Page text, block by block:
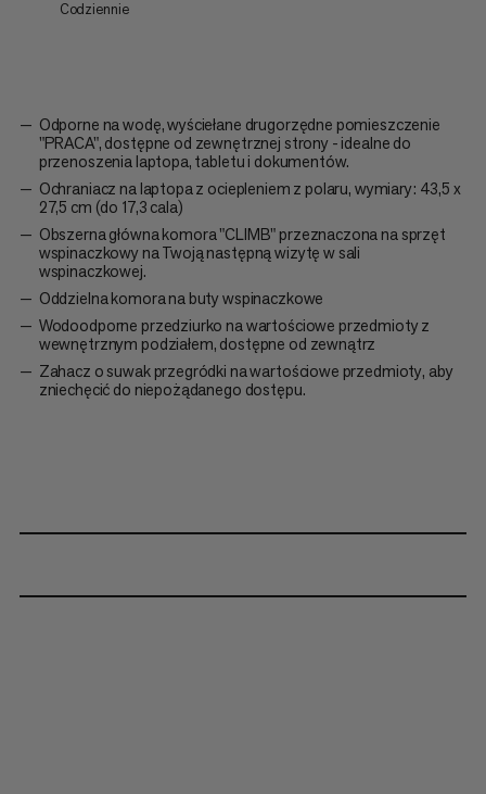
Codziennie
Odporne na wodę, wyściełane drugorzędne pomieszczenie
"PRACA", dostępne od zewnętrznej strony - idealne do
przenoszenia laptopa, tabletu i dokumentów.
Ochraniacz na laptopa z ociepleniem z polaru, wymiary: 43,5 x
27,5 cm (do 17,3 cala)
Obszerna główna komora "CLIMB" przeznaczona na sprzęt
wspinaczkowy na Twoją następną wizytę w sali
wspinaczkowej.
Oddzielna komora na buty wspinaczkowe
Wodoodporne przedziurko na wartościowe przedmioty z
wewnętrznym podziałem, dostępne od zewnątrz
Zahacz o suwak przegródki na wartościowe przedmioty, aby
zniechęcić do niepożądanego dostępu.